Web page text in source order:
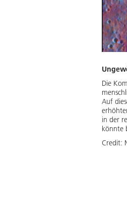
Die
Auf
in der
könnte
Credit: